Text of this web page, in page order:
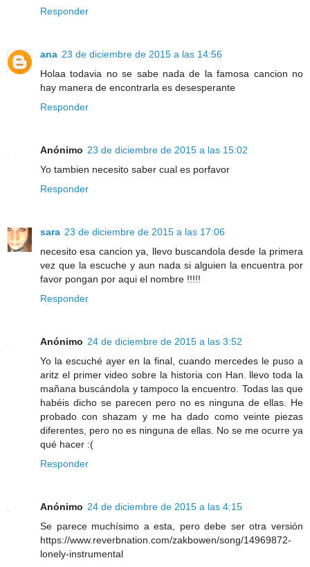
Responder
ana 23 de diciembre de 2015 a las 14:56
Holaa todavia no se sabe nada de la famosa cancion no
hay manera de encontrarla es desesperante
Responder
Anónimo 23 de diciembre de 2015 a las 15:02
Yo tambien necesito saber cual es porfavor
Responder
sara 23 de diciembre de 2015 a las 17:06
necesito esa cancion ya, llevo buscandola desde la primera
vez que la escuche y aun nada si alguien la encuentra por
favor pongan por aqui el nombre !!!!!
Responder
Anónimo 24 de diciembre de 2015 a las 3:52
Yo la escuché ayer en la final, cuando mercedes le puso a
aritz el primer video sobre la historia con Han. llevo toda la
mañana buscándola y tampoco la encuentro. Todas las que
habéis dicho se parecen pero no es ninguna de ellas. He
probado con shazam y me ha dado como veinte piezas
diferentes, pero no es ninguna de ellas. No se me ocurre ya
qué hacer :(
Responder
Anónimo 24 de diciembre de 2015 a las 4:15
Se parece muchísimo a esta, pero debe ser otra versión
https://www.reverbnation.com/zakbowen/song/14969872-
lonely-instrumental